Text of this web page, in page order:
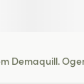
Demaquill.